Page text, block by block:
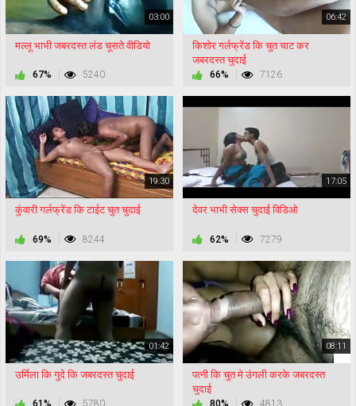
03:00
मल्लू भाभी जबरदस्त लंड चूसते वीडियो
67% 5240
06:42
किशोर गर्लफ्रेंड कि चुत चाट कर
जबरदस्त चुदाई
66% 7126
19:30
कुंवारी गर्लफ्रेंड कि टाईट चुत चुदाई
69% 8244
17:05
देवर भाभी सेक्स चुदाई विडिओ
62% 7279
01:42
उर्मिला कि गुदे कि जबरदस्त चुदाई
61% 5780
08:11
पत्नी कि चुत मे उंगली करके जबरदस्त
चुदाई
80% 4813